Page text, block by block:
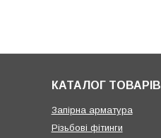
КАТАЛОГ ТОВАРІВ
Запірна арматура
Різьбові фітинги